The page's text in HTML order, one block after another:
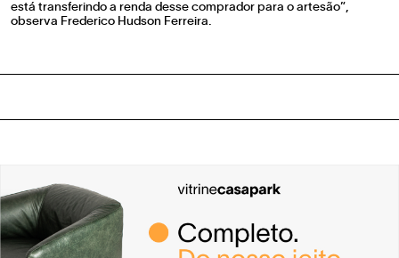
está transferindo a renda desse comprador para o artesão”,
observa Frederico Hudson Ferreira.